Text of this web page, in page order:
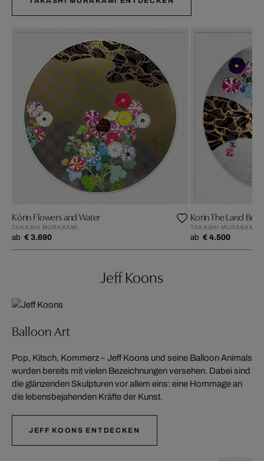
Kōrin Flowers and Water
TAKASHI MURAKAMI
ab € 3.690
Korin The Land
TAKASHI MURAKAMI
ab € 4.500
Jeff Koons
Balloon Art
Pop, Kitsch, Kommerz – Jeff Koons und seine Balloon Animals
wurden bereits mit vielen Bezeichnungen versehen. Dabei sind
die glänzenden Skulpturen vor allem eins: eine Hommage an
die lebensbejahenden Kräfte der Kunst.
JEFF KOONS ENTDECKEN